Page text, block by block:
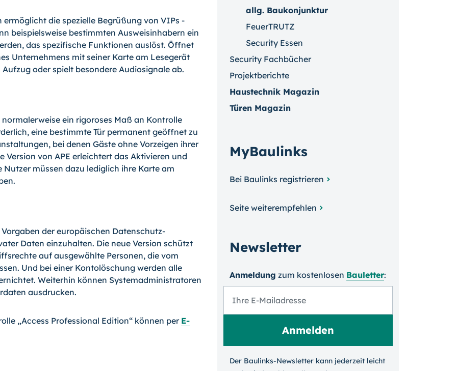
die spezielle Begrüßung von VIPs -
beispielsweise bestimmten Ausweisinhabern ein
das spezifische Funktionen auslöst. Öffnet
Unternehmens mit seiner Karte am Lesegerät
oder spielt besondere Audiosignale ab.
ein rigoroses Maß an Kontrolle
eine bestimmte Tür permanent geöffnet zu
bei denen Gäste ohne Vorzeigen ihrer
Version von APE erleichtert das Aktivieren und
müssen dazu lediglich ihre Karte am
der europäischen Datenschutz-
Daten einzuhalten. Die neue Version schützt
auf ausgewählte Personen, die vom
Und bei einer Kontolöschung werden alle
Weiterhin können Systemadministratoren
ausdrucken.
„Access Professional Edition“ können per E-
allg. Baukonjunktur
FeuerTRUTZ
Security Essen
Security Fachbücher
Projektberichte
Haustechnik Magazin
Türen Magazin
MyBaulinks
Bei Baulinks registrieren
Seite weiterempfehlen
Newsletter
Anmeldung zum kosten­losen Bauletter:
Der Baulinks-Newsletter kann jeder­zeit leicht